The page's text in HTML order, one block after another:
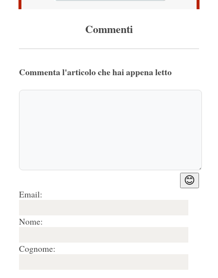
Commenti
Commenta l'articolo che hai appena letto
😊
Email:
Nome:
Cognome: